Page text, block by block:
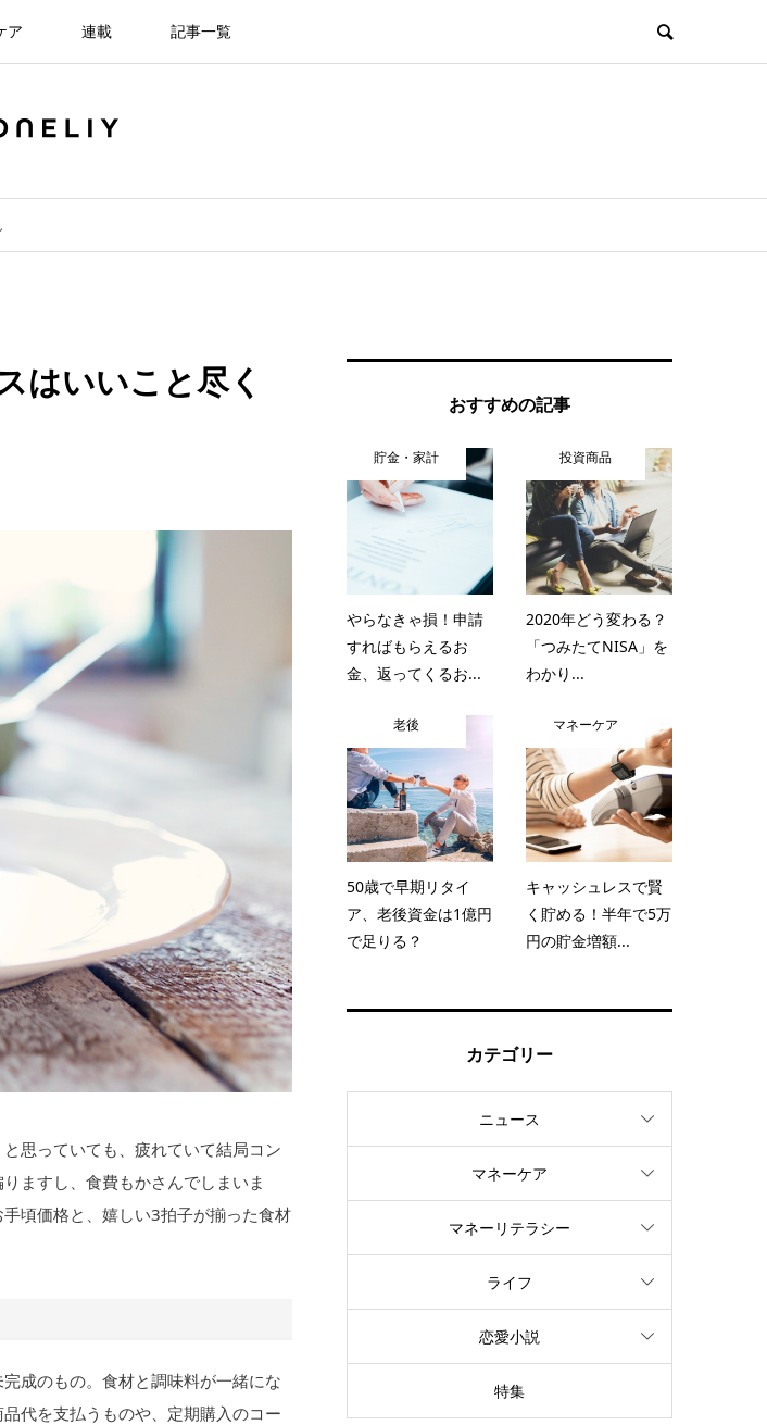
ア 連載 記事一覧
はいいこと尽く
思っていても、疲れていて結局コン
ますし、食費もかさんでしまいま
頃価格と、嬉しい3拍子が揃った食材
成のもの。食材と調味料が一緒にな
代を支払うものや、定期購入のコー
おすすめの記事
貯金・家計
やらなきゃ損！申請
すればもらえるお
金、返ってくるお...
投資商品
2020年どう変わる？
「つみたてNISA」を
わかり...
老後
50歳で早期リタイ
ア、老後資金は1億円
で足りる？
マネーケア
キャッシュレスで賢
く貯める！半年で5万
円の貯金増額...
カテゴリー
ニュース
マネーケア
マネーリテラシー
ライフ
恋愛小説
特集